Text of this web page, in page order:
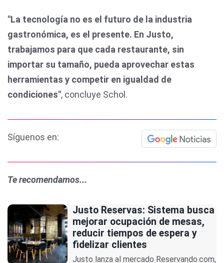
"La tecnología no es el futuro de la industria
gastronómica, es el presente. En Justo,
trabajamos para que cada restaurante, sin
importar su tamaño, pueda aprovechar estas
herramientas y competir en igualdad de
condiciones", concluye Schol.
Síguenos en:
Te recomendamos...
Justo Reservas: Sistema busca
mejorar ocupación de mesas,
reducir tiempos de espera y
fidelizar clientes
Justo lanza al mercado Reservando.com,